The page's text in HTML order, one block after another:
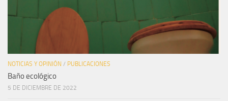
NOTICIAS Y OPINIÓN / PUBLICACIONES
Baño ecológico
5 DE DICIEMBRE DE 2022